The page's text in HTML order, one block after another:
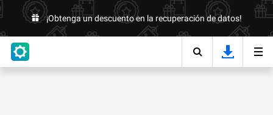
¡Obtenga un descuento en la recuperación de datos!